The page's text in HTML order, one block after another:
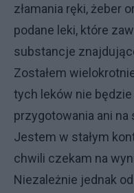
złamania ręki, żeber
podane leki, które
substancje
Zostałem
tych leków nie będzie
przygotowania ani
Jestem w stałym
chwili czekam na
Niezależnie jednak